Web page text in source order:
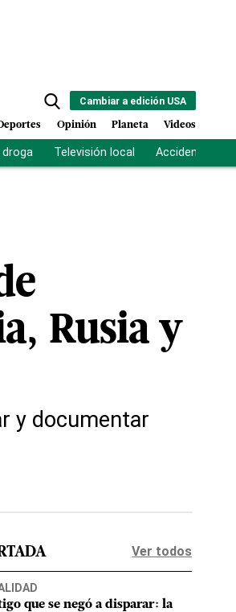
Cambiar a edición USA
Opinión Planeta Videos
droga Televisión local Accidente Los
Rusia y
y documentar
Ver todos
que se negó a disparar: la